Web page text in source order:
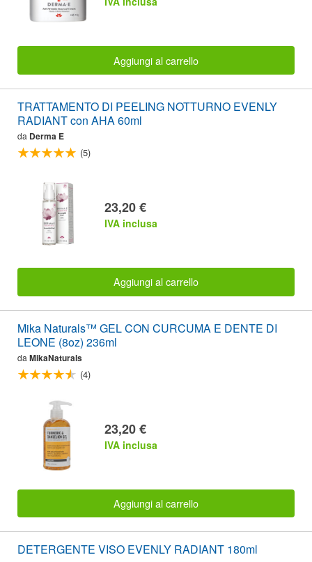
Aggiungi al carrello
TRATTAMENTO DI PEELING NOTTURNO EVENLY
RADIANT con AHA 60ml
da Derma E
(5)
23,20 €
IVA inclusa
Aggiungi al carrello
Mika Naturals™ GEL CON CURCUMA E DENTE DI
LEONE (8oz) 236ml
da MikaNaturals
(4)
23,20 €
IVA inclusa
Aggiungi al carrello
DETERGENTE VISO EVENLY RADIANT 180ml